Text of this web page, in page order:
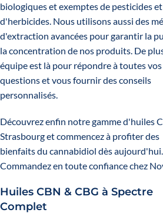
biologiques et exemptes de pesticides et
d'herbicides. Nous utilisons aussi des
d'extraction avancées pour garantir la
la concentration de nos produits. De
équipe est là pour répondre à toutes vos
questions et vous fournir des conseils
personnalisés.
Découvrez enfin notre gamme d'huiles
Strasbourg et commencez à profiter des
bienfaits du cannabidiol dès aujourd'hui.
Commandez en toute confiance chez
Huiles CBN & CBG à Spectre
Complet